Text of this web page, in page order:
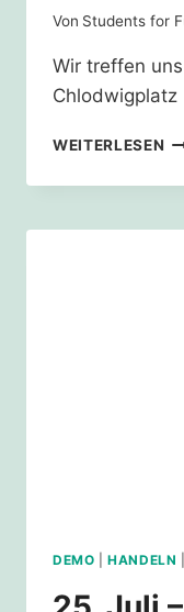
Von Students for
Wir treffen
Chlodwigplatz
WEITERLESEN 4.
–
DEMO |HANDELN